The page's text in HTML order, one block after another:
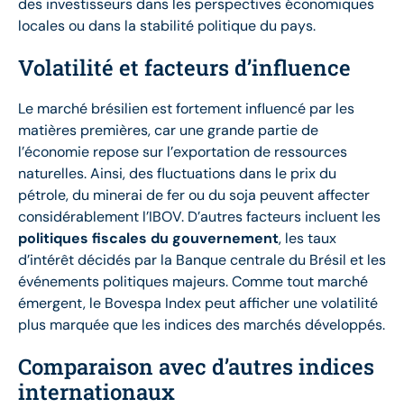
des investisseurs dans les perspectives économiques
locales ou dans la stabilité politique du pays.
Volatilité et facteurs d’influence
Le marché brésilien est fortement influencé par les
matières premières, car une grande partie de
l’économie repose sur l’exportation de ressources
naturelles. Ainsi, des fluctuations dans le prix du
pétrole, du minerai de fer ou du soja peuvent affecter
considérablement l’IBOV. D’autres facteurs incluent les
politiques fiscales du gouvernement, les taux
d’intérêt décidés par la Banque centrale du Brésil et les
événements politiques majeurs. Comme tout marché
émergent, le Bovespa Index peut afficher une volatilité
plus marquée que les indices des marchés développés.
Comparaison avec d’autres indices
internationaux